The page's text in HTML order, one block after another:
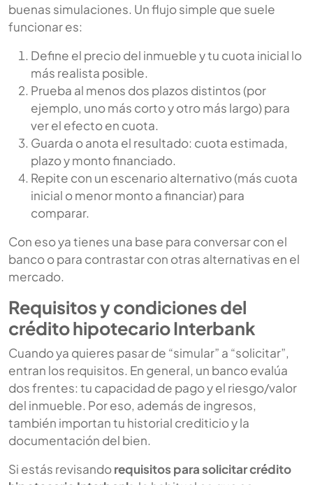
buenas simulaciones. Un flujo simple que suele
funcionar es:
Define el precio del inmueble y tu cuota inicial lo
más realista posible.
Prueba al menos dos plazos distintos (por
ejemplo, uno más corto y otro más largo) para
ver el efecto en cuota.
Guarda o anota el resultado: cuota estimada,
plazo y monto financiado.
Repite con un escenario alternativo (más cuota
inicial o menor monto a financiar) para
comparar.
Con eso ya tienes una base para conversar con el
banco o para contrastar con otras alternativas en el
mercado.
Requisitos y condiciones del
crédito hipotecario Interbank
Cuando ya quieres pasar de “simular” a “solicitar”,
entran los requisitos. En general, un banco evalúa
dos frentes: tu capacidad de pago y el riesgo/valor
del inmueble. Por eso, además de ingresos,
también importan tu historial crediticio y la
documentación del bien.
Si estás revisandorequisitos para solicitar crédito